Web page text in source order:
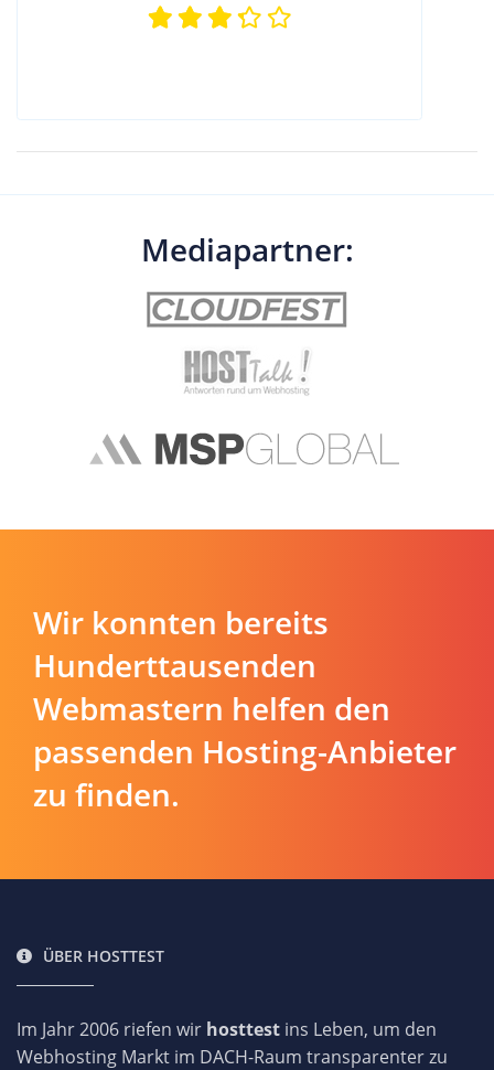
Mediapartner:
Wir konnten bereits
Hunderttausenden
Webmastern helfen den
passenden Hosting-Anbieter
zu finden.
ÜBER HOSTTEST
Im Jahr 2006 riefen wir hosttest ins Leben, um den
Webhosting Markt im DACH-Raum transparenter zu